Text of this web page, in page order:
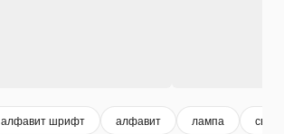
алфавит шрифт алфавит лампа свет